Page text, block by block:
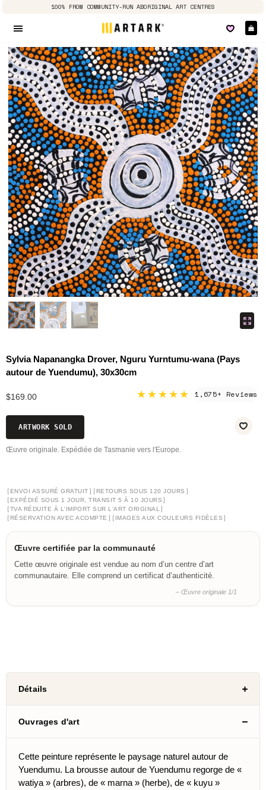
100% FROM COMMUNITY-RUN ABORIGINAL ART CENTRES
Sylvia Napanangka Drover, Nguru Yurntumu-wana (Pays
autour de Yuendumu), 30x30cm
$169.00 ★★★★★ 1,675+ Reviews
ARTWORK SOLD
Œuvre originale. Expédiée de Tasmanie vers l'Europe.
[ ENVOI ASSURÉ GRATUIT ] [ RETOURS SOUS 120 JOURS ]
[ EXPÉDIÉ SOUS 1 JOUR, TRANSIT 5 À 10 JOURS ]
[TVA RÉDUITE À L'IMPORT SUR L'ART ORIGINAL ]
[ RÉSERVATION AVEC ACOMPTE ] [ IMAGES AUX COULEURS FIDÈLES ]
Œuvre certifiée par la communauté
Cette œuvre originale est vendue au nom d’un centre d’art
communautaire. Elle comprend un certificat d’authenticité.
– Œuvre originale 1/1
Détails
Ouvrages d'art
Cette peinture représente le paysage naturel autour de
Yuendumu. La brousse autour de Yuendumu regorge de «
watiya » (arbres), de « marna » (herbe), de « kuyu »